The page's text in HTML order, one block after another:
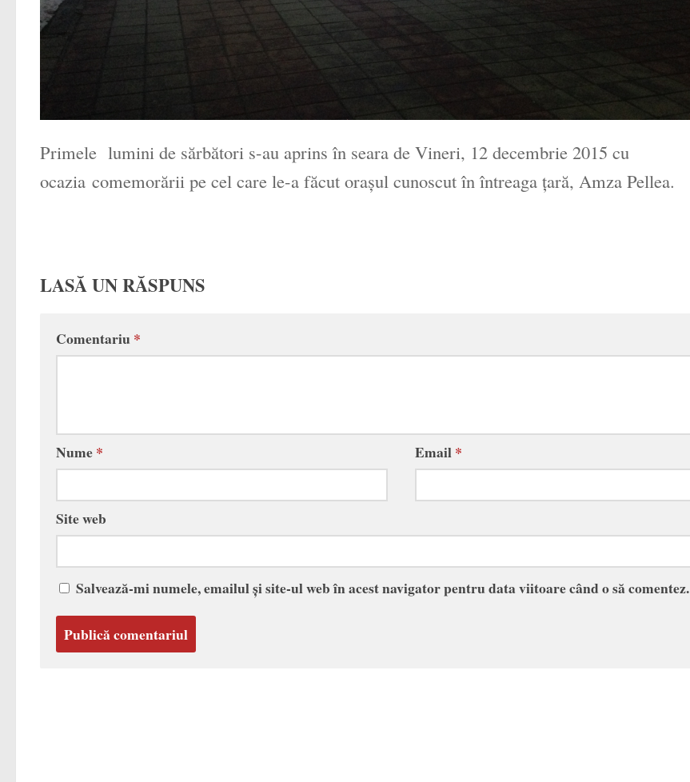
Primele lumini de sărbători s-au aprins în seara de Vineri, 12 decembrie 2015 cu
ocazia comemorării pe cel care le-a făcut oraşul cunoscut în întreaga ţară, Amza Pellea.
LASĂ UN RĂSPUNS
Comentariu*
Nume* Email*
Site web
Salvează-mi numele, emailul și site-ul web în acest navigator pentru data viitoare când o să comentez.